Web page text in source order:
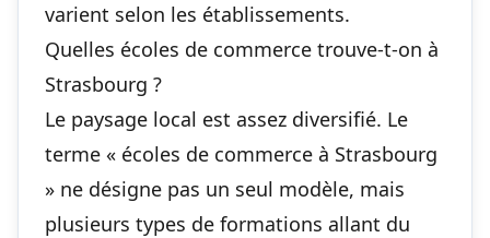
varient selon les établissements.
Quelles écoles de commerce trouve-t-on à
Strasbourg ?
Le paysage local est assez diversifié. Le
terme « écoles de commerce à Strasbourg
» ne désigne pas un seul modèle, mais
plusieurs types de formations allant du